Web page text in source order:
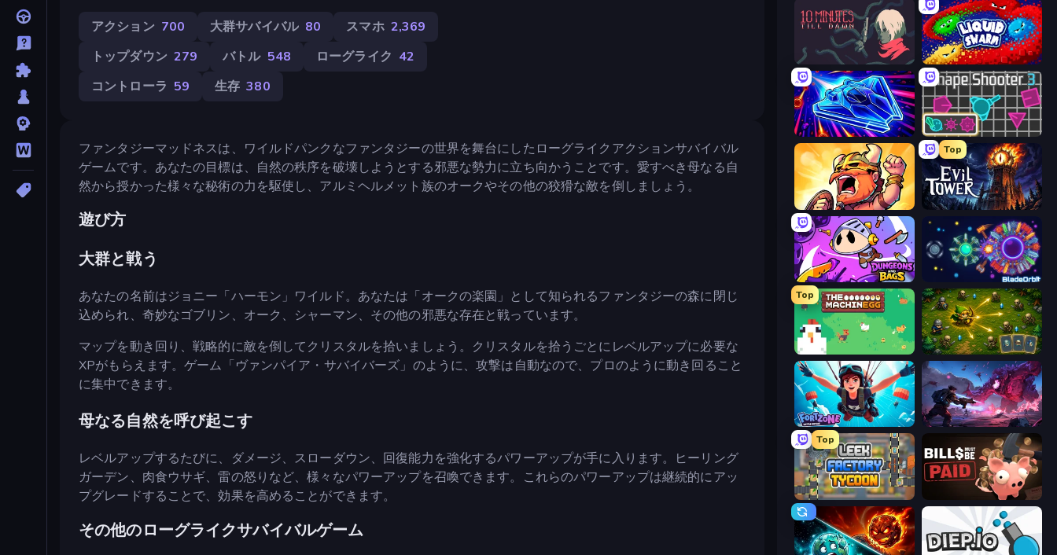
アクション 700 大群サバイバル 80 スマホ 2,369
トップダウン 279 バトル 548 ローグライク 42
コントローラ 59 生存 380
ファンタジーマッドネスは、ワイルドパンクなファンタジーの世界を舞台にしたローグライクアクションサバイバル
ゲームです。あなたの目標は、自然の秩序を破壊しようとする邪悪な勢力に立ち向かうことです。愛すべき母なる自
然から授かった様々な秘術の力を駆使し、アルミヘルメット族のオークやその他の狡猾な敵を倒しましょう。
遊び方
大群と戦う
あなたの名前はジョニー「ハーモン」ワイルド。あなたは「オークの楽園」として知られるファンタジーの森に閉じ
込められ、奇妙なゴブリン、オーク、シャーマン、その他の邪悪な存在と戦っています。
マップを動き回り、戦略的に敵を倒してクリスタルを拾いましょう。クリスタルを拾うごとにレベルアップに必要な
XPがもらえます。ゲーム「ヴァンパイア・サバイバーズ」のように、攻撃は自動なので、プロのように動き回ること
に集中できます。
母なる自然を呼び起こす
レベルアップするたびに、ダメージ、スローダウン、回復能力を強化するパワーアップが手に入ります。ヒーリング
ガーデン、肉食ウサギ、雷の怒りなど、様々なパワーアップを召喚できます。これらのパワーアップは継続的にアッ
プグレードすることで、効果を高めることができます。
その他のローグライクサバイバルゲーム
10 Minutes Till Dawn Liquid Swarm
Stellar Swarm Shape Shooter 3
World Survivors
Top
Evil Tower
Dungeons and Bags BladeOrbit.io
Top
The MachinEGG Tiny Ranger
Fortzone Battle Royale Grimdark Survivors
Top
Leek Factory Tycoon Bills Must Be Paid